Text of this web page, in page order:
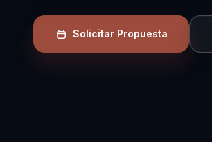
Solicitar Propuesta